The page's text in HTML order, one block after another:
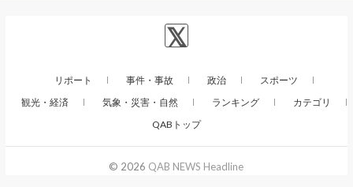
リポート 事件・事故 政治
スポーツ
観光・経済
気象・災害・自然 ランキング
カテゴリ
QABトップ
© 2026 QAB NEWS Headline